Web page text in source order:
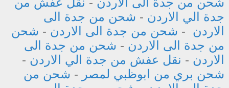
جدة الي الاردن - شحن من جدة الى
الاردن - شحن من جدة الى الاردن - شحن
من جدة الى الاردن - شحن من جدة الى
الاردن - نقل عفش من جدة الي الاردن -
شحن بري من ابوظبي لمصر - شحن من